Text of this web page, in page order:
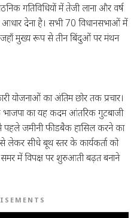
गतिविधियों में तेजी लाना और वर्ष
आधार देना है। सभी 70 विधानसभाओं में
मुख्य रूप से तीन बिंदुओं पर मंथन
योजनाओं का अंतिम छोर तक प्रचार।
भाजपा का यह कदम आंतरिक गुटबाजी
जमीनी फीडबैक हासिल करने का
से लेकर सीधे बूथ स्तर के कार्यकर्ता को
में विपक्ष पर शुरुआती बढ़त बनाने